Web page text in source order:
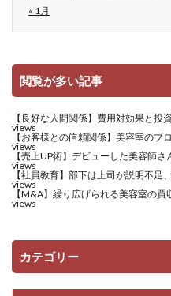
« 1月
閲覧が多い記事
【良好な人間関係】費用対効果と投
views
【お客様との信頼関係】美容室のブ
views
【売上UP術】デビューした美容師
views
【社員教育】部下は上司が説明不足
views
【M&A】繰り広げられる美容室の
views
カテゴリー